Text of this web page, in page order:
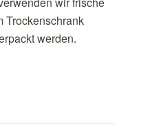
Trockenschrank
werden.